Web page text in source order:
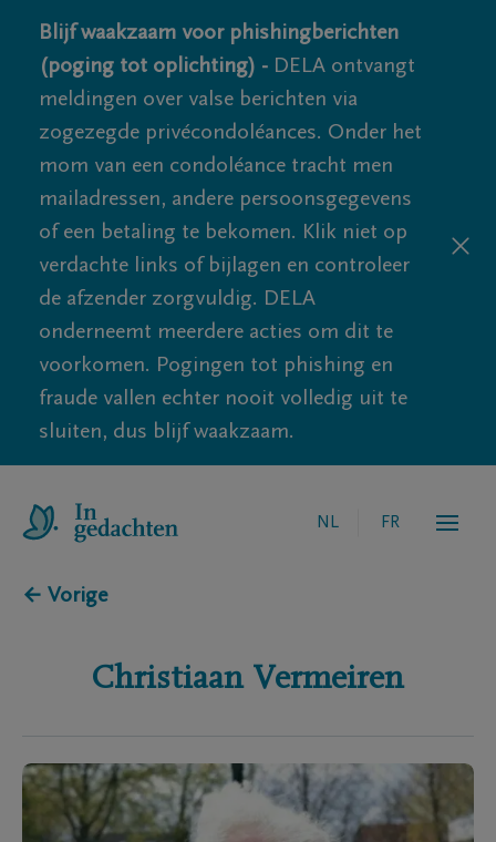
Blijf waakzaam voor phishingberichten
(poging tot oplichting) - DELA ontvangt
meldingen over valse berichten via
zogezegde privécondoléances. Onder het
mom van een condoléance tracht men
mailadressen, andere persoonsgegevens
of een betaling te bekomen. Klik niet op
verdachte links of bijlagen en controleer
de afzender zorgvuldig. DELA
onderneemt meerdere acties om dit te
voorkomen. Pogingen tot phishing en
fraude vallen echter nooit volledig uit te
sluiten, dus blijf waakzaam.
NL FR
← Vorige
Christiaan Vermeiren